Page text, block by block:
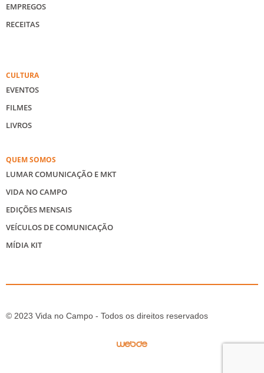
EMPREGOS
RECEITAS
CULTURA
EVENTOS
FILMES
LIVROS
QUEM SOMOS
LUMAR COMUNICAÇÃO E MKT
VIDA NO CAMPO
EDIÇÕES MENSAIS
VEÍCULOS DE COMUNICAÇÃO
MÍDIA KIT
© 2023 Vida no Campo - Todos os direitos reservados